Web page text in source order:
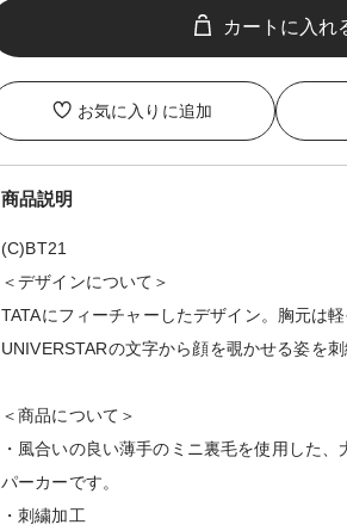
お気に入りに追加
商品説明
(C)BT21
＜デザインについて＞
TATAにフィーチャーしたデザイン。胸元は
UNIVERSTARの文字から顔を覗かせる姿を刺
＜商品について＞
・風合いの良い薄手のミニ裏毛を使用した
パーカーです。
・刺繍加工